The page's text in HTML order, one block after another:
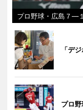
プロ野球・広島７―
「デ
プロ